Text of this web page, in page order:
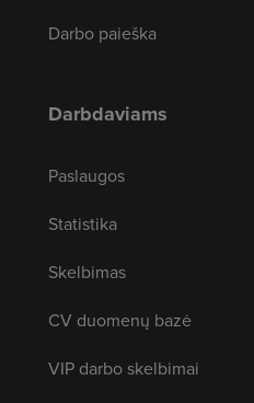
Darbo paieška
Darbdaviams
Paslaugos
Statistika
Skelbimas
CV duomenų bazė
VIP darbo skelbimai